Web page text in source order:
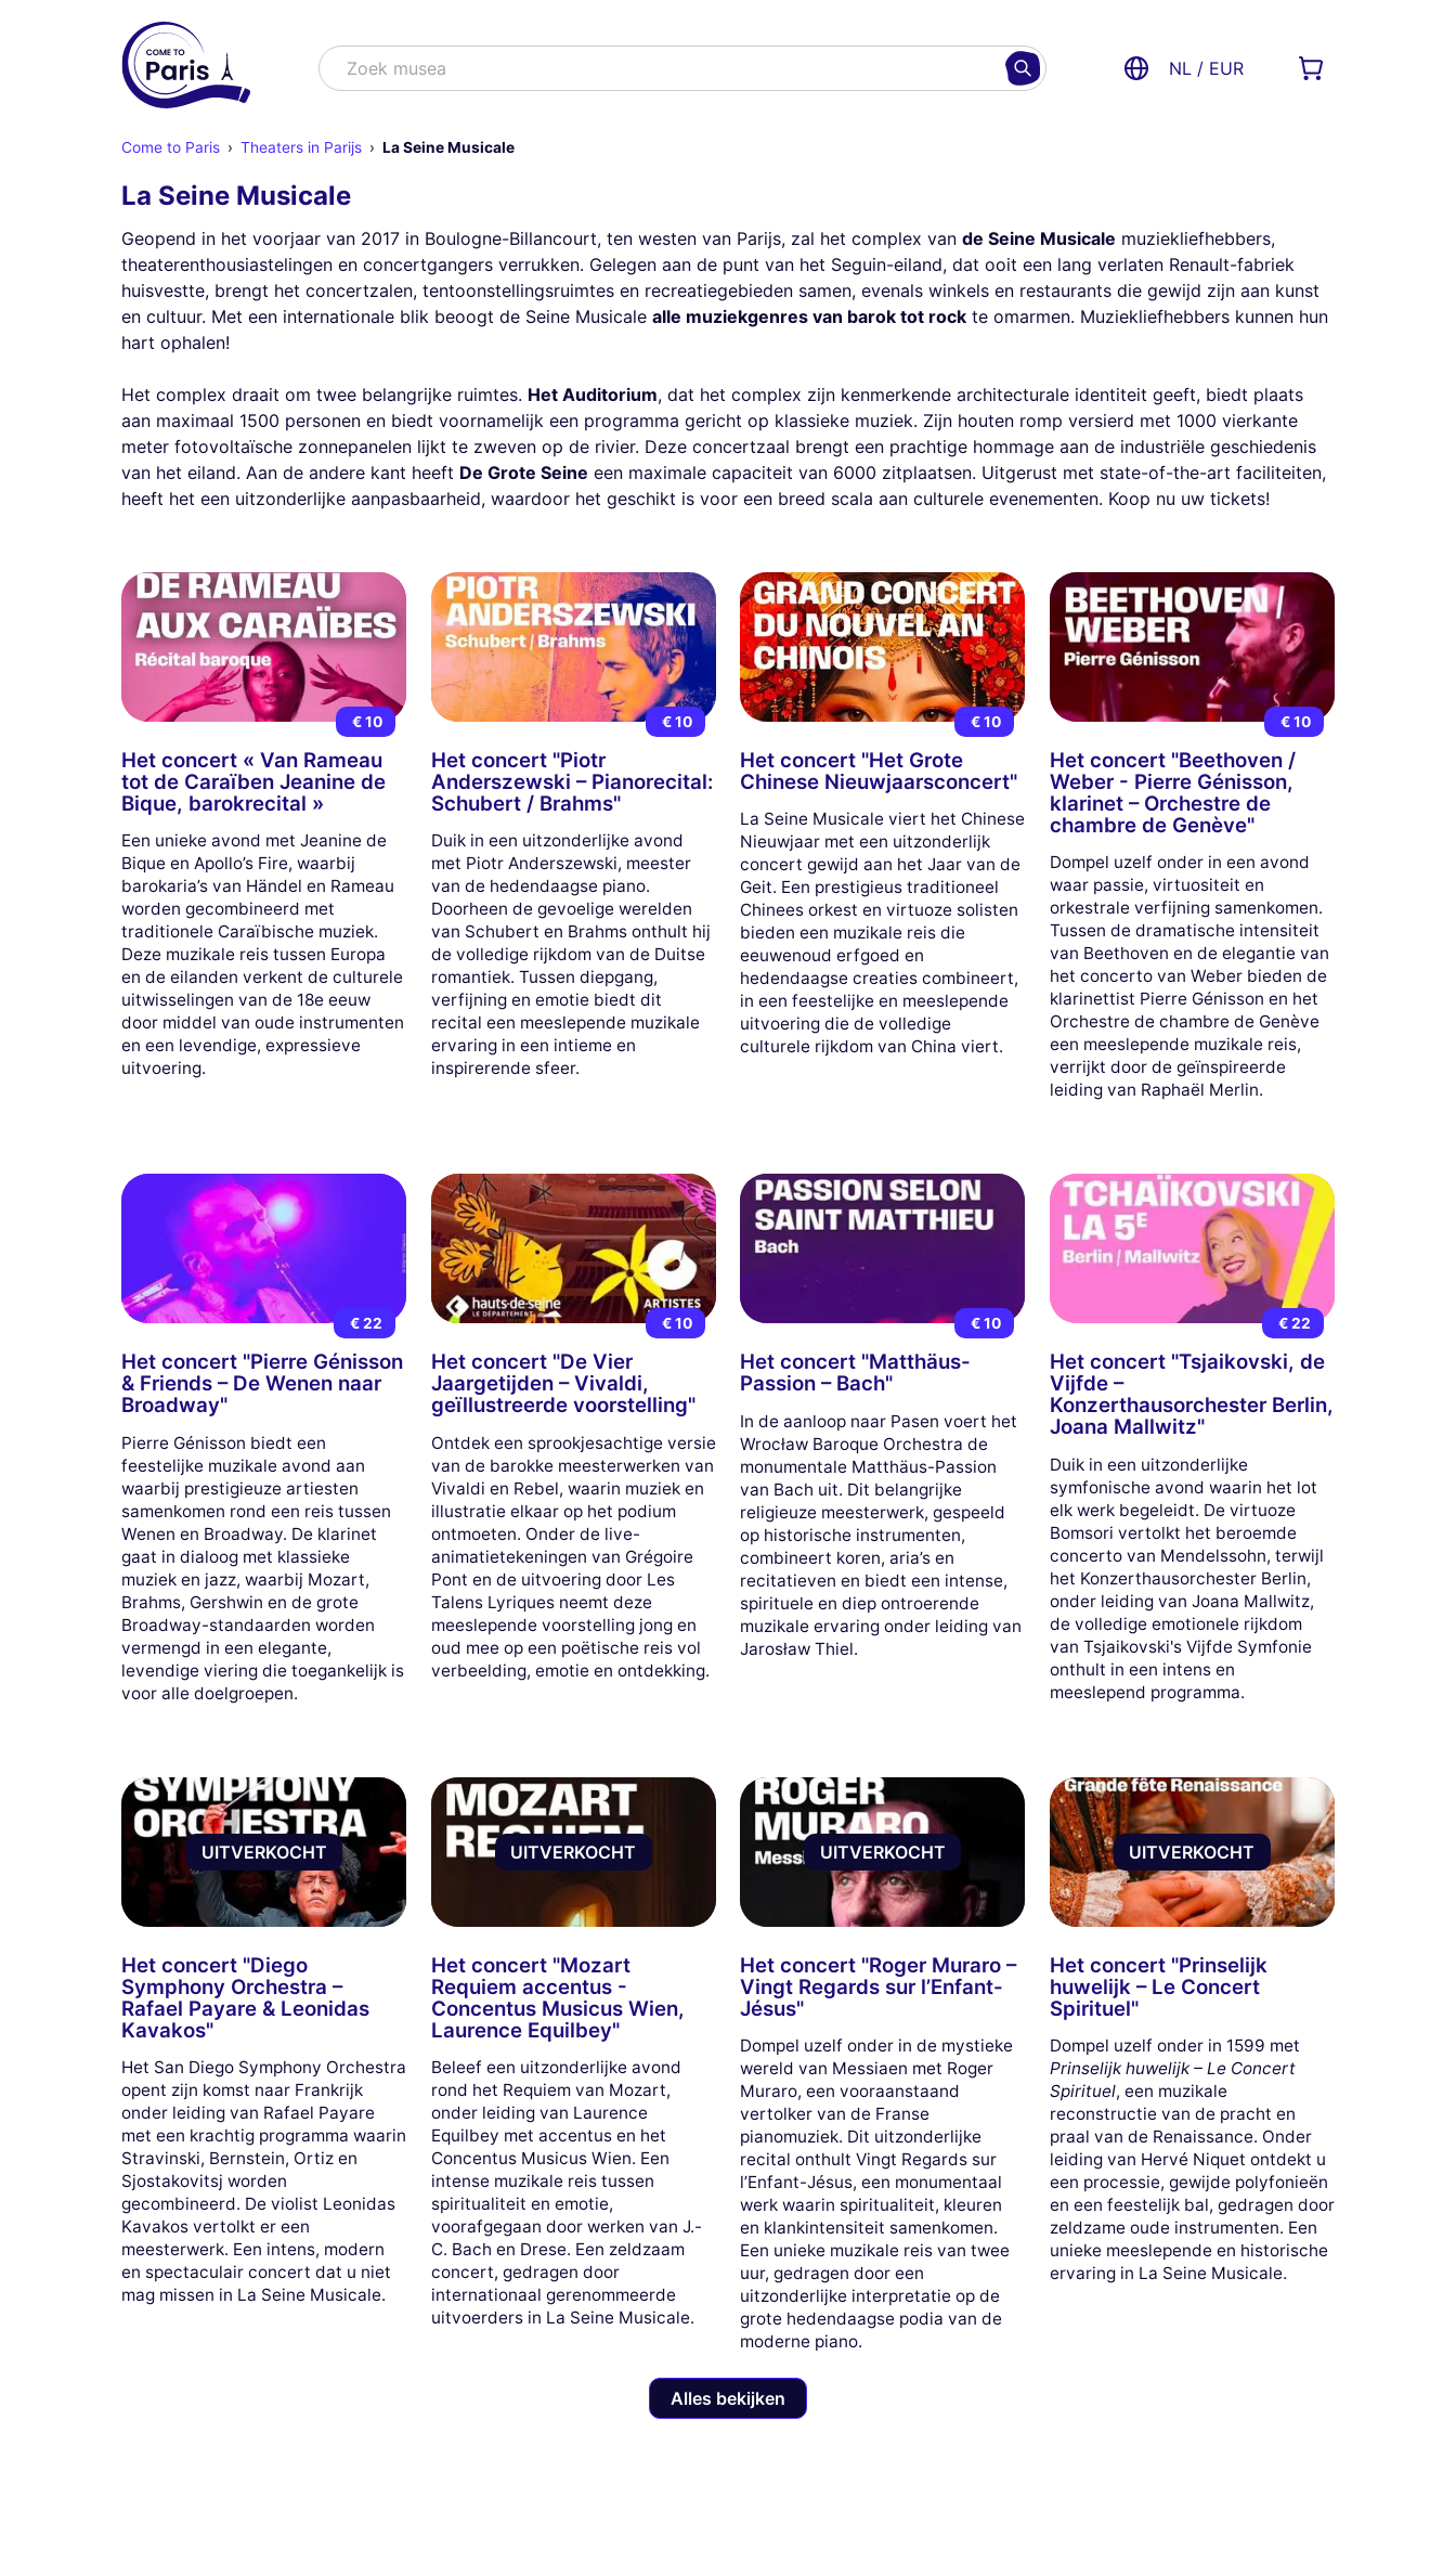
ZoekZoek show NL / EUR
Come to Paris Theaters in Parijs La Seine Musicale
La Seine Musicale
Geopend in het voorjaar van 2017 in Boulogne-Billancourt, ten westen van Parijs, zal het complex van de Seine Musicale muziekliefhebbers,
theaterenthousiastelingen en concertgangers verrukken. Gelegen aan de punt van het Seguin-eiland, dat ooit een lang verlaten Renault-fabriek
huisvestte, brengt het concertzalen, tentoonstellingsruimtes en recreatiegebieden samen, evenals winkels en restaurants die gewijd zijn aan kunst
en cultuur. Met een internationale blik beoogt de Seine Musicale alle muziekgenres van barok tot rock te omarmen. Muziekliefhebbers kunnen hun
hart ophalen!
Het complex draait om twee belangrijke ruimtes. Het Auditorium, dat het complex zijn kenmerkende architecturale identiteit geeft, biedt plaats
aan maximaal 1500 personen en biedt voornamelijk een programma gericht op klassieke muziek. Zijn houten romp versierd met 1000 vierkante
meter fotovoltaïsche zonnepanelen lijkt te zweven op de rivier. Deze concertzaal brengt een prachtige hommage aan de industriële geschiedenis
van het eiland. Aan de andere kant heeft De Grote Seine een maximale capaciteit van 6000 zitplaatsen. Uitgerust met state-of-the-art faciliteiten,
heeft het een uitzonderlijke aanpasbaarheid, waardoor het geschikt is voor een breed scala aan culturele evenementen. Koop nu uw tickets!
€ 10
Het concert « Van Rameau
tot de Caraïben Jeanine de
Bique, barokrecital »
Een unieke avond met Jeanine de
Bique en Apollo’s Fire, waarbij
barokaria’s van Händel en Rameau
worden gecombineerd met
traditionele Caraïbische muziek.
Deze muzikale reis tussen Europa
en de eilanden verkent de culturele
uitwisselingen van de 18e eeuw
door middel van oude instrumenten
en een levendige, expressieve
uitvoering.
€ 10
Het concert "Piotr
Anderszewski – Pianorecital:
Schubert / Brahms"
Duik in een uitzonderlijke avond
met Piotr Anderszewski, meester
van de hedendaagse piano.
Doorheen de gevoelige werelden
van Schubert en Brahms onthult hij
de volledige rijkdom van de Duitse
romantiek. Tussen diepgang,
verfijning en emotie biedt dit
recital een meeslepende muzikale
ervaring in een intieme en
inspirerende sfeer.
€ 10
Het concert "Het Grote
Chinese Nieuwjaarsconcert"
La Seine Musicale viert het Chinese
Nieuwjaar met een uitzonderlijk
concert gewijd aan het Jaar van de
Geit. Een prestigieus traditioneel
Chinees orkest en virtuoze solisten
bieden een muzikale reis die
eeuwenoud erfgoed en
hedendaagse creaties combineert,
in een feestelijke en meeslepende
uitvoering die de volledige
culturele rijkdom van China viert.
€ 10
Het concert "Beethoven /
Weber - Pierre Génisson,
klarinet – Orchestre de
chambre de Genève"
Dompel uzelf onder in een avond
waar passie, virtuositeit en
orkestrale verfijning samenkomen.
Tussen de dramatische intensiteit
van Beethoven en de elegantie van
het concerto van Weber bieden de
klarinettist Pierre Génisson en het
Orchestre de chambre de Genève
een meeslepende muzikale reis,
verrijkt door de geïnspireerde
leiding van Raphaël Merlin.
€ 22
Het concert "Pierre Génisson
& Friends – De Wenen naar
Broadway"
Pierre Génisson biedt een
feestelijke muzikale avond aan
waarbij prestigieuze artiesten
samenkomen rond een reis tussen
Wenen en Broadway. De klarinet
gaat in dialoog met klassieke
muziek en jazz, waarbij Mozart,
Brahms, Gershwin en de grote
Broadway-standaarden worden
vermengd in een elegante,
levendige viering die toegankelijk is
voor alle doelgroepen.
€ 10
Het concert "De Vier
Jaargetijden – Vivaldi,
geïllustreerde voorstelling"
Ontdek een sprookjesachtige versie
van de barokke meesterwerken van
Vivaldi en Rebel, waarin muziek en
illustratie elkaar op het podium
ontmoeten. Onder de live-
animatietekeningen van Grégoire
Pont en de uitvoering door Les
Talens Lyriques neemt deze
meeslepende voorstelling jong en
oud mee op een poëtische reis vol
verbeelding, emotie en ontdekking.
€ 10
Het concert "Matthäus-
Passion – Bach"
In de aanloop naar Pasen voert het
Wrocław Baroque Orchestra de
monumentale Matthäus-Passion
van Bach uit. Dit belangrijke
religieuze meesterwerk, gespeeld
op historische instrumenten,
combineert koren, aria’s en
recitatieven en biedt een intense,
spirituele en diep ontroerende
muzikale ervaring onder leiding van
Jarosław Thiel.
€ 22
Het concert "Tsjaikovski, de
Vijfde –
Konzerthausorchester Berlin,
Joana Mallwitz"
Duik in een uitzonderlijke
symfonische avond waarin het lot
elk werk begeleidt. De virtuoze
Bomsori vertolkt het beroemde
concerto van Mendelssohn, terwijl
het Konzerthausorchester Berlin,
onder leiding van Joana Mallwitz,
de volledige emotionele rijkdom
van Tsjaikovski's Vijfde Symfonie
onthult in een intens en
meeslepend programma.
UITVERKOCHT
Het concert "Diego
Symphony Orchestra –
Rafael Payare & Leonidas
Kavakos"
Het San Diego Symphony Orchestra
opent zijn komst naar Frankrijk
onder leiding van Rafael Payare
met een krachtig programma waarin
Stravinski, Bernstein, Ortiz en
Sjostakovitsj worden
gecombineerd. De violist Leonidas
Kavakos vertolkt er een
meesterwerk. Een intens, modern
en spectaculair concert dat u niet
mag missen in La Seine Musicale.
UITVERKOCHT
Het concert "Mozart
Requiem accentus -
Concentus Musicus Wien,
Laurence Equilbey"
Beleef een uitzonderlijke avond
rond het Requiem van Mozart,
onder leiding van Laurence
Equilbey met accentus en het
Concentus Musicus Wien. Een
intense muzikale reis tussen
spiritualiteit en emotie,
voorafgegaan door werken van J.-
C. Bach en Drese. Een zeldzaam
concert, gedragen door
internationaal gerenommeerde
uitvoerders in La Seine Musicale.
UITVERKOCHT
Het concert "Roger Muraro –
Vingt Regards sur l’Enfant-
Jésus"
Dompel uzelf onder in de mystieke
wereld van Messiaen met Roger
Muraro, een vooraanstaand
vertolker van de Franse
pianomuziek. Dit uitzonderlijke
recital onthult Vingt Regards sur
l’Enfant-Jésus, een monumentaal
werk waarin spiritualiteit, kleuren
en klankintensiteit samenkomen.
Een unieke muzikale reis van twee
uur, gedragen door een
uitzonderlijke interpretatie op de
grote hedendaagse podia van de
moderne piano.
UITVERKOCHT
Het concert "Prinselijk
huwelijk – Le Concert
Spirituel"
Dompel uzelf onder in 1599 met
Prinselijk huwelijk – Le Concert
Spirituel, een muzikale
reconstructie van de pracht en
praal van de Renaissance. Onder
leiding van Hervé Niquet ontdekt u
een processie, gewijde polyfonieën
en een feestelijk bal, gedragen door
zeldzame oude instrumenten. Een
unieke meeslepende en historische
ervaring in La Seine Musicale.
Alles bekijken